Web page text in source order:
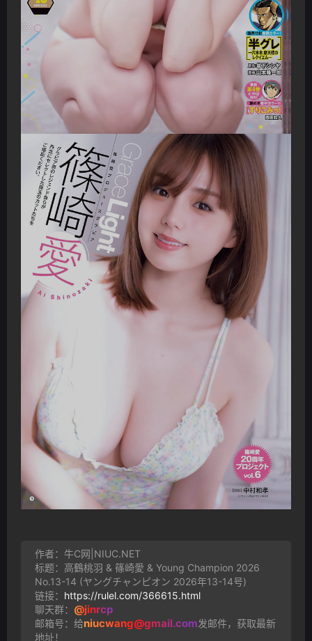
作者：牛C网|NIUC.NET
标题：高鶴桃羽 & 篠崎愛 & Young Champion 2026
No.13-14 (ヤングチャンピオン 2026年13-14号)
链接： https://rulel.com/366615.html
聊天群： @jinrcp
邮箱号：给niucwang@gmail.com发邮件，获取最新
地址！